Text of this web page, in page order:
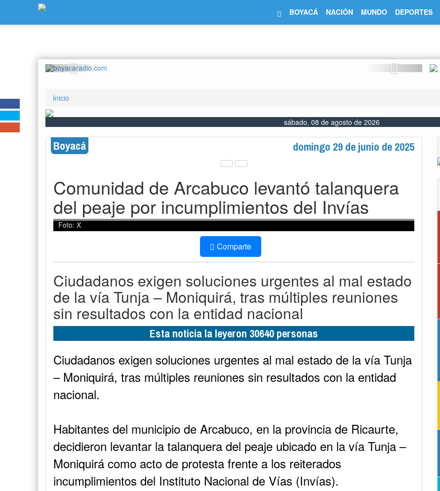
BOYACÁ NACIÓN MUNDO DEPORTES
Previous Next
Inicio
sábado, 08 de agosto de 2026
Boyacá domingo 29 de junio de 2025
Comunidad de Arcabuco levantó talanquera
del peaje por incumplimientos del Invías
Foto: X
Comparte
Ciudadanos exigen soluciones urgentes al mal estado
de la vía Tunja – Moniquirá, tras múltiples reuniones
sin resultados con la entidad nacional
Esta noticia la leyeron 30640 personas
Ciudadanos exigen soluciones urgentes al mal estado de la vía Tunja
– Moniquirá, tras múltiples reuniones sin resultados con la entidad
nacional.
Habitantes del municipio de Arcabuco, en la provincia de Ricaurte,
decidieron levantar la talanquera del peaje ubicado en la vía Tunja –
Moniquirá como acto de protesta frente a los reiterados
incumplimientos del Instituto Nacional de Vías (Invías).